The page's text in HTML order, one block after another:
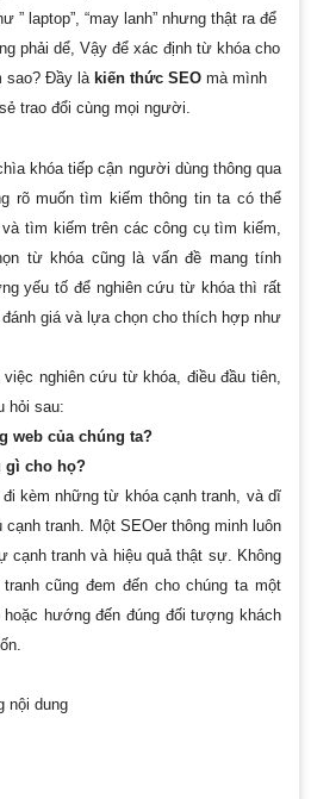
” laptop”, “may lanh” nhưng thật ra để
phải dể, Vậy để xác định từ khóa cho
sao? Đầy là kiến thức SEO mà mình
trao đổi cùng mọi người.
khóa tiếp cận người dùng thông qua
rõ muốn tìm kiếm thông tin ta có thể
tìm kiếm trên các công cụ tìm kiếm,
từ khóa cũng là vấn đề mang tính
yếu tố để nghiên cứu từ khóa thì rất
giá và lựa chọn cho thích hợp như
nghiên cứu từ khóa, điều đầu tiên,
hỏi sau:
web của chúng ta?
gì cho họ?
đi kèm những từ khóa cạnh tranh, và dĩ
tranh. Một SEOer thông minh luôn
cạnh tranh và hiệu quả thật sự. Không
cũng đem đến cho chúng ta một
hoặc hướng đến đúng đối tượng khách
nội dung